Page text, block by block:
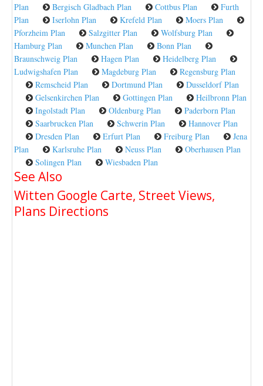
Plan
Bergisch Gladbach Plan Cottbus Plan
Furth
Plan
Iserlohn Plan Krefeld Plan
Moers Plan
Pforzheim Plan
Salzgitter Plan
Wolfsburg Plan
Hamburg Plan
Munchen Plan
Bonn Plan
Braunschweig Plan
Hagen Plan
Heidelberg Plan
Ludwigshafen Plan
Magdeburg Plan
Regensburg Plan
Remscheid Plan
Dortmund Plan
Dusseldorf Plan
Gelsenkirchen Plan
Gottingen Plan
Heilbronn Plan
Ingolstadt Plan
Oldenburg Plan
Paderborn Plan
Saarbrucken Plan
Schwerin Plan
Hannover Plan
Dresden Plan
Erfurt Plan Freiburg Plan
Jena
Plan
Karlsruhe Plan Neuss Plan
Oberhausen Plan
Solingen Plan
Wiesbaden Plan
See Also
Witten Google Carte, Street Views,
Plans Directions